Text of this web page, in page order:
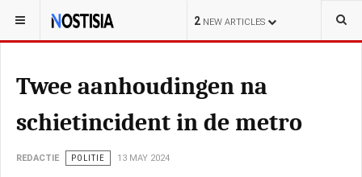
2 NEW ARTICLES
YOU ARE HERE: NEDERLAND POLITIE
Twee aanhoudingen na
schietincident in de metro
REDACTIE POLITIE 13 MAY 2024